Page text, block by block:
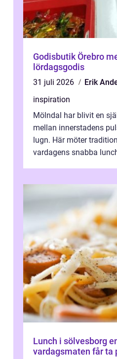
Godisbutik Örebro mer än bara
lördagsgodis
31 juli 2026
Erik
inspiration
Mölndal har blivit en
mellan innerstadens
lugn. Här möter
vardagens snabba
Lunch i sölvesborg en stad där
vardagsmaten får ta